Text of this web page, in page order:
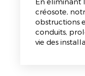
créosote,
obstructions
conduits,
vie des